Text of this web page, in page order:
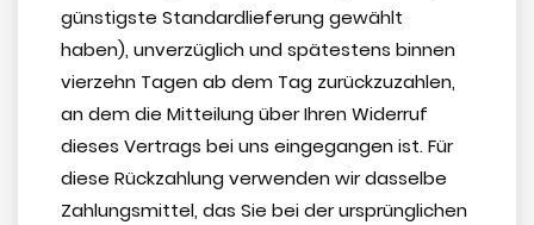
günstigste Standardlieferung gewählt
haben), unverzüglich und spätestens binnen
vierzehn Tagen ab dem Tag zurückzuzahlen,
an dem die Mitteilung über Ihren Widerruf
dieses Vertrags bei uns eingegangen ist. Für
diese Rückzahlung verwenden wir dasselbe
Zahlungsmittel, das Sie bei der ursprünglichen